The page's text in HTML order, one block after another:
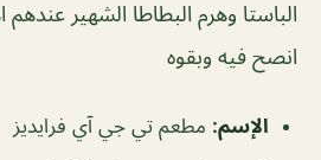
الباستا وهرم البطاطا الشهير
انصح فيه وبقوه
الإسم: مطعم تي جي آي فرايديز